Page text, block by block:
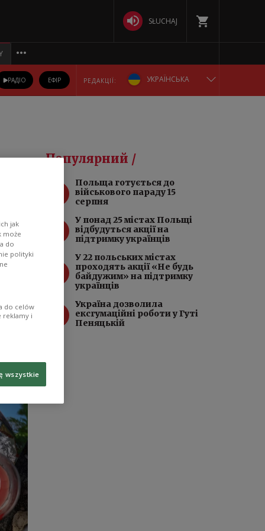
SŁUCHAJ
РАДІО ЕФІР РЕДАКЦІЇ: УКРАЇНСЬКА
БЕЛАРУСКАЯ
DEUTSCH
Популярний /
Польща готується до
військового параду 15
серпня
У понад 25 містах Польщі
відбудуться акції на
підтримку українців
У 22 польських містах
проходять акції «Не будь
байдужим» на підтримку
українців
Україна дозволила
ексгумаційні роботи у Гуті
Пеняцькій
jak
może
do
polityki
do celów
reklamy i
wszystkie